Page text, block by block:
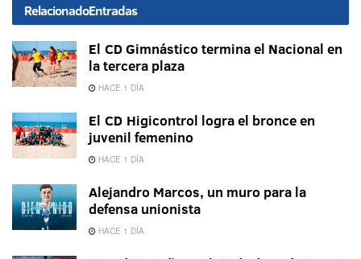
RelacionadoEntradas
El CD Gimnástico termina el Nacional en
la tercera plaza
HACE 1 DÍA
El CD Higicontrol logra el bronce en
juvenil femenino
HACE 1 DÍA
Alejandro Marcos, un muro para la
defensa unionista
HACE 1 DÍA